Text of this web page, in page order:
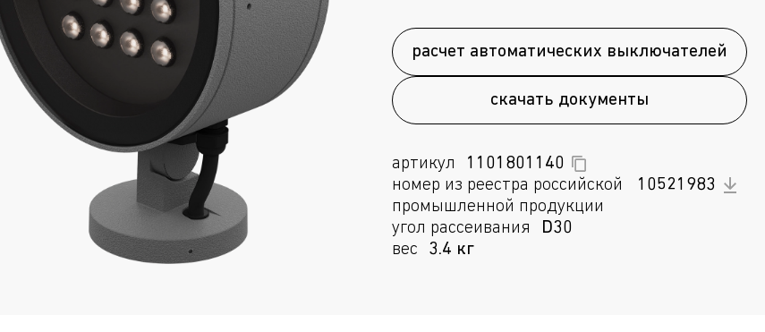
расчет автоматических выключателей
скачать документы
артикул
1101801140
номер из реестра российской
промышленной продукции
10521983
угол рассеивания
D30
вес
3.4 кг